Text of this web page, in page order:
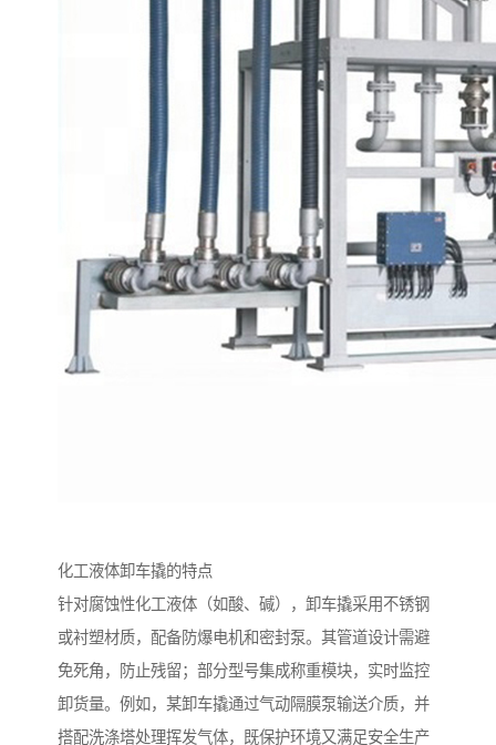
化工液体卸车撬的特点
针对腐蚀性化工液体（如酸、碱），卸车撬采用不锈钢
或衬塑材质，配备防爆电机和密封泵。其管道设计需避
免死角，防止残留；部分型号集成称重模块，实时监控
卸货量。例如，某卸车撬通过气动隔膜泵输送介质，并
搭配洗涤塔处理挥发气体，既保护环境又满足安全生产